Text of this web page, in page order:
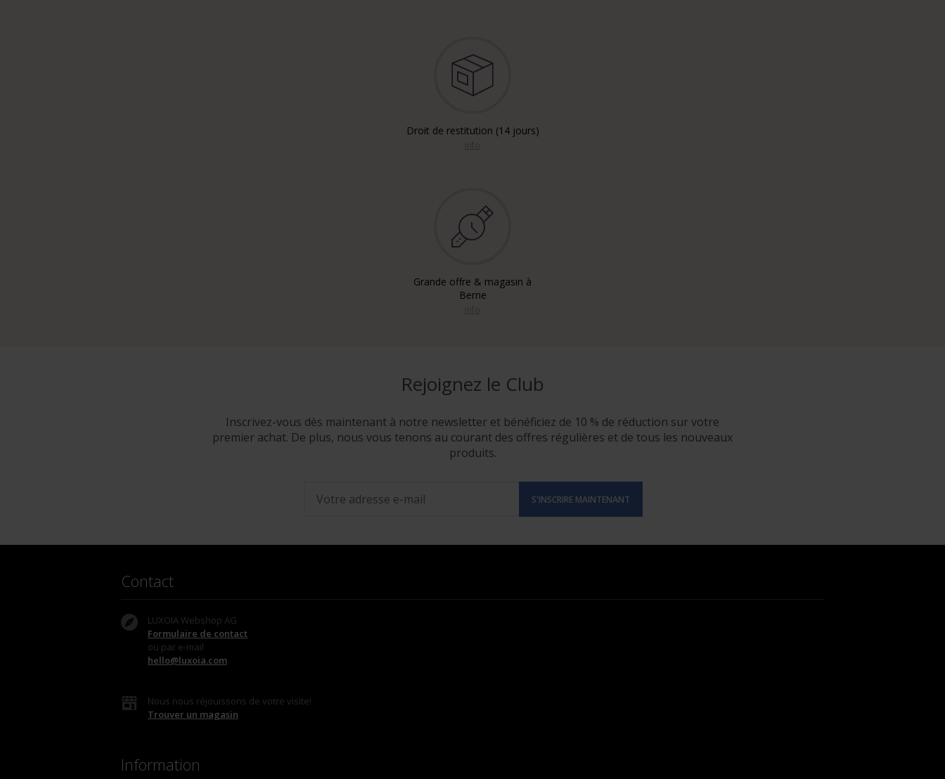
Droit de restitution (14 jours)
Grande offre & magasin à
Berne
Rejoignez le Club
Inscrivez-vous dès maintenant à notre newsletter et bénéficiez de 10 % de réduction sur votre
premier achat. De plus, nous vous tenons au courant des offres régulières et de tous les nouveaux
produits.
Contact
LUXOIA Webshop AG
Formulaire de contact
ou par e-mail
hello@luxoia.com
Nous nous réjouissons de votre visite!
Trouver un magasin
Information